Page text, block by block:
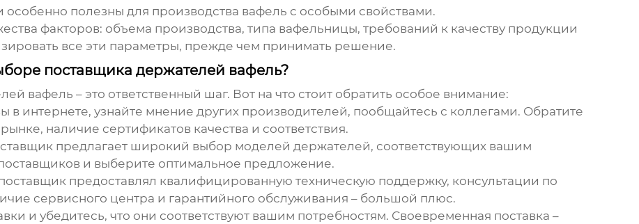
полезны для производства вафель с особыми свойствами.
факторов: объема производства, типа вафельницы, требований к качеству продукции
все эти параметры, прежде чем принимать решение.
поставщика держателей вафель?
вафель – это ответственный шаг. Вот на что стоит обратить особое внимание:
в интернете, узнайте мнение других производителей, пообщайтесь с коллегами. Обратите
наличие сертификатов качества и соответствия.
предлагает широкий выбор моделей держателей, соответствующих вашим
и выберите оптимальное предложение.
предоставлял квалифицированную техническую поддержку, консультации по
сервисного центра и гарантийного обслуживания – большой плюс.
и убедитесь, что они соответствуют вашим потребностям. Своевременная поставка –